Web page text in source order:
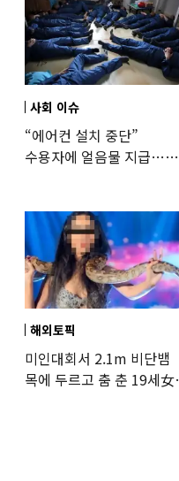
사회 이슈
“에어컨 설치 중단”
수용자에 얼음물 지급…
해외토픽
미인대회서 2.1m 비단뱀
목에 두르고 춤 춘 19세女